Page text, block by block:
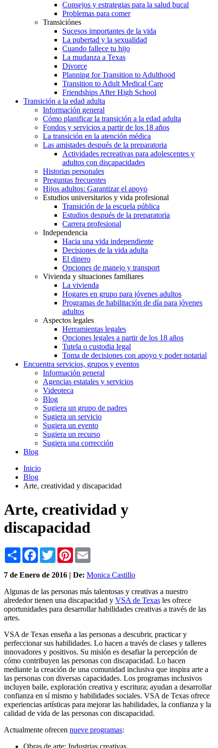
Consejos y estrategias para la salud bucal
Problemas para comer
Transiciónes
Sucesos importantes de la vida
La pubertad y la sexualidad
Cuando fallece tu hijo
La mudanza a Texas
Divorce
Planning for Transition to Adulthood
Transition to Adult Medical Care
Friendships After High School
Transición a la edad adulta
Información general
Cómo planificar la transición a la edad adulta
Fondos y servicios a partir de los 18 años
La transición en la atención médica
Las amistades después de la preparatoria
Actividades recreativas para adolescentes y
adultos con discapacidades
Historias personales
Preguntas frecuentes
Hijos adultos: Garantizar el apoyo
Estudios universitarios y vida profesional
Transición de la escuela pública
Estudios después de la preparatoria
Carrera profesional
Independencia
Hacia una vida independiente
Decisiones de la vida adulta
El dinero
Opciones de manejo y transport
Vivienda y situaciones familiares
La vivienda
Hogares en grupo para jóvenes adultos
Programas de habilitación de día para jóvenes
adultos
Aspectos legales
Herramientas legales
Opciones legales a partir de los 18 años
Tutela o custodia legal
Toma de decisiones con apoyo y poder notarial
Encuentra servicios, grupos y eventos
Información general
Agencias estatales y servicios
Videoteca
Blog
Sugiera un grupo de padres
Sugiera un servicio
Sugiera un evento
Sugiera un recurso
Sugiera una corrección
Blog
Inicio
Blog
Arte, creatividad y discapacidad
Arte, creatividad y
discapacidad
Share Facebook
TwitterPinterest
7 de Enero de 2016 | De: Monica Castillo
Algunas de las personas más talentosas y creativas a nuestro
alrededor tienen una discapacidad y VSA de Texas les ofrece
oportunidades para desarrollar habilidades creativas a través de las
artes.
VSA de Texas enseña a las personas a descubrir, practicar y
perfeccionar sus habilidades. Lo hacen a través de clases y talleres
innovadores y positivos. Su misión es desafiar la percepción de
cómo contribuyen las personas con discapacidad. Lo hacen
mediante la creación de una comunidad inclusiva que inspira arte a
las personas con diversas capacidades. Los programas inclusivos
incluyen baile, exploración creativa y escritura; ayudan a desarrollar
confianza en sí mismo y habilidades sociales. VSA de Texas ofrece
experiencias artísticas para mejorar las habilidades, la confianza y la
calidad de vida de las personas con discapacidad.
Actualmente ofrecen nueve programas:
Obras de arte: Industrias creativas